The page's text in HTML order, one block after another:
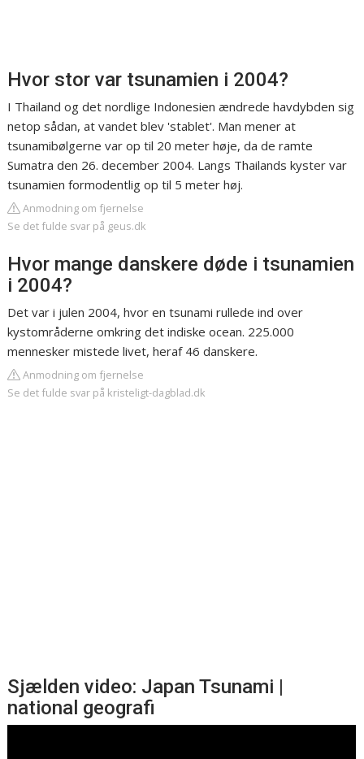
Hvor stor var tsunamien i 2004?
I Thailand og det nordlige Indonesien ændrede havdybden sig
netop sådan, at vandet blev 'stablet'. Man mener at
tsunamibølgerne var op til 20 meter høje, da de ramte
Sumatra den 26. december 2004. Langs Thailands kyster var
tsunamien formodentlig op til 5 meter høj.
Anmodning om fjernelse
Se det fulde svar på geus.dk
Hvor mange danskere døde i tsunamien
i 2004?
Det var i julen 2004, hvor en tsunami rullede ind over
kystområderne omkring det indiske ocean. 225.000
mennesker mistede livet, heraf 46 danskere.
Anmodning om fjernelse
Se det fulde svar på kristeligt-dagblad.dk
Sjælden video: Japan Tsunami |
national geografi